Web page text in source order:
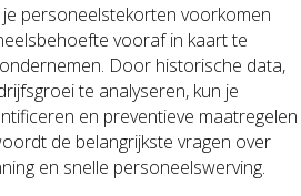
personeelstekorten voorkomen
vooraf in kaart te
Door historische data,
te analyseren, kun je
en preventieve maatregelen
de belangrijkste vragen over
en snelle personeelswerving.